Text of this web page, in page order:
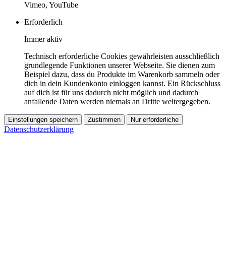
Vimeo, YouTube
Erforderlich
Immer aktiv
Technisch erforderliche Cookies gewährleisten ausschließlich
grundlegende Funktionen unserer Webseite. Sie dienen zum
Beispiel dazu, dass du Produkte im Warenkorb sammeln oder
dich in dein Kundenkonto einloggen kannst. Ein Rückschluss
auf dich ist für uns dadurch nicht möglich und dadurch
anfallende Daten werden niemals an Dritte weitergegeben.
Einstellungen speichern Zustimmen Nur erforderliche
Datenschutzerklärung